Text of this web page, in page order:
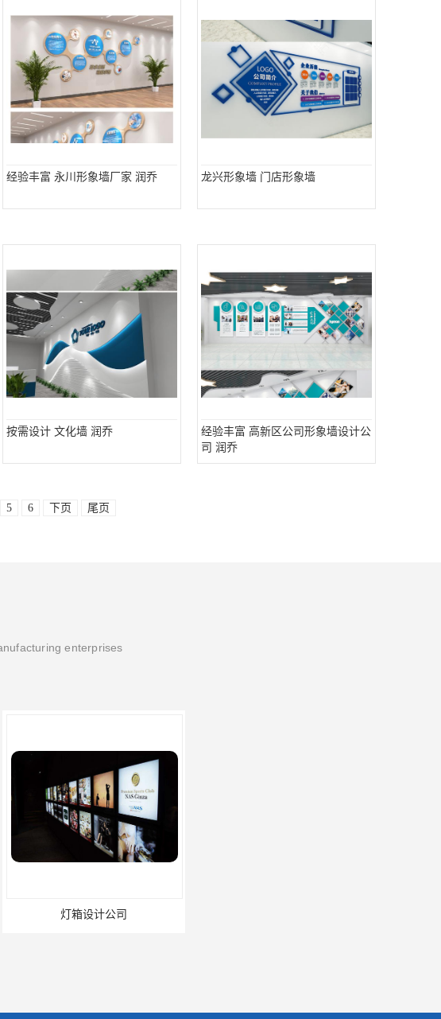
经验丰富 永川形象墙厂家 润乔 龙兴形象墙 门店形象墙
按需设计 文化墙 润乔
经验丰富 高新区公司形象墙设计公
司 润乔
5 6 下页 尾页
enterprises
企业文化墙设计公司